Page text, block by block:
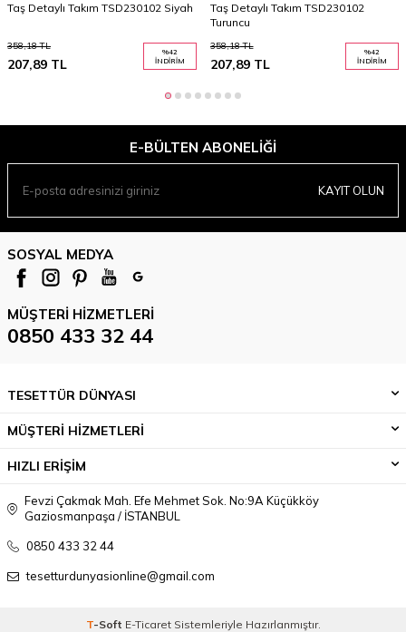
Taş Detaylı Takım TSD230102 Siyah
358,18TL
207,89 TL
%42
İNDIRIM
Taş Detaylı Takım TSD230102
Turuncu
358,18TL
207,89TL
%42
İNDIRIM
E-BÜLTEN ABONELIĞI
KAYIT OLUN
SOSYAL MEDYA
MÜŞTERI HIZMETLERI
0850 433 32 44
TESETTÜR DÜNYASI
MÜŞTERİ HİZMETLERİ
HIZLI ERİŞİM
Fevzi Çakmak Mah. Efe Mehmet Sok. No:9A Küçükköy
Gaziosmanpaşa / İSTANBUL
0850 433 32 44
tesetturdunyasionline@gmail.com
T-Soft E-TicaretSistemleriyle Hazırlanmıştır.